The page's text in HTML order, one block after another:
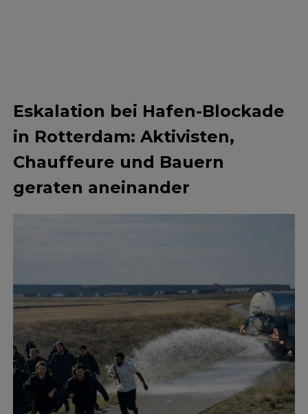
Eskalation bei Hafen-Blockade
in Rotterdam: Aktivisten,
Chauffeure und Bauern
geraten aneinander